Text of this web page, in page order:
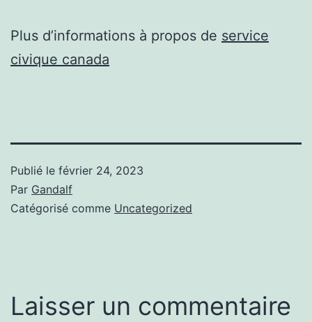
Plus d’informations à propos de service
civique canada
Publié le février 24, 2023
Par Gandalf
Catégorisé comme Uncategorized
Laisser un commentaire